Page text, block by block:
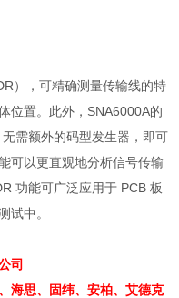
），可精确测量传输线的特
位置。此外， SNA6000A的
需额外的码型发生器，即可
可以更直观地分析信号传输
功能可广泛应用于 PCB板
试中。
司
海思、固纬、安柏、艾德克